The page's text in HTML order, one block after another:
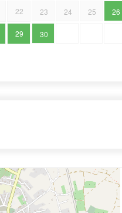
22 23 24 25 26
29 30